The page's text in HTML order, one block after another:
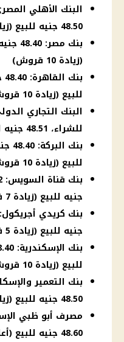
48.50 جنيه للبيع (زيادة 10 قروش)
(زيادة 10 قروش)
للبيع (زيادة 10 قروش)
للشراء، 48.51 جنيه للبيع (زيادة 8 قروش)
للبيع (زيادة 10 قروش)
جنيه للبيع (زيادة 7 قروش)
جنيه للبيع (زيادة 5 قروش)
للبيع (زيادة 10 قروش)
48.50 جنيه للبيع (زيادة 15 قرشًا)
48.60 جنيه للبيع (أعلى سعر اليوم)